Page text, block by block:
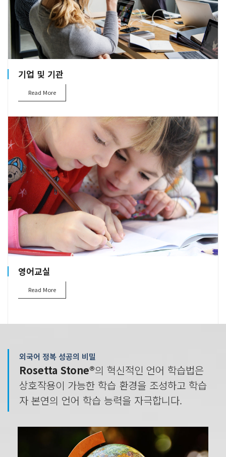
기업 및 기관
Read More
영어교실
Read More
외국어 정복 성공의 비밀
Rosetta Stone®의 혁신적인 언어 학습법은
상호작용이 가능한 학습 환경을 조성하고 학습
자 본연의 언어 학습 능력을 자극합니다.